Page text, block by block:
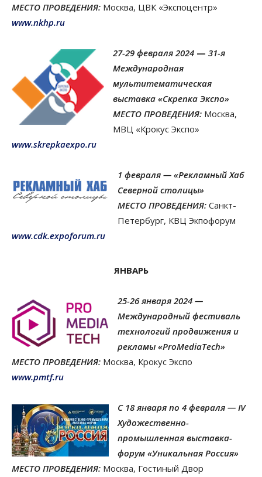
МЕСТО ПРОВЕДЕНИЯ: Москва, ЦВК «Экспоцентр»
www.nkhp.ru
27-29 февраля 2024 — 31-я
Международная
мультитематическая
выставка «Скрепка Экспо»
МЕСТО ПРОВЕДЕНИЯ: Москва,
МВЦ «Крокус Экспо»
www.skrepkaexpo.ru
1 февраля — «Рекламный Хаб
Северной cтолицы»
МЕСТО ПРОВЕДЕНИЯ: Санкт-
Петербург, КВЦ Экпофорум
www.cdk.expoforum.ru
ЯНВАРЬ
25-26 января 2024 —
Международный фестиваль
технологий продвижения и
рекламы «ProMediaTech»
МЕСТО ПРОВЕДЕНИЯ: Москва, Крокус Экспо
www.pmtf.ru
С 18 января по 4 февраля — IV
Художественно-
промышленная выставка-
форум «Уникальная Россия»
МЕСТО ПРОВЕДЕНИЯ: Москва, Гостиный Двор